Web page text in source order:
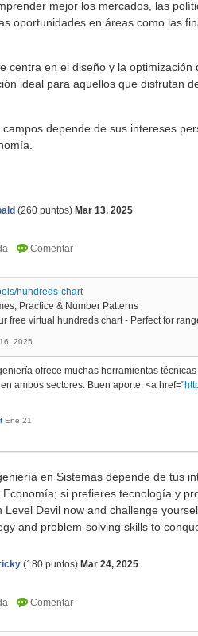
mejor los mercados, las
oportunidades en áreas como las
centra en el diseño y la optimización
ideal para aquellos que disfrutan
depende de sus intereses
(260 puntos) Mar 13, 2025
hundreds-chart
Practice & Number Patterns
free virtual hundreds chart - Perfect for
2025
ofrece muchas herramientas
ambos sectores. Buen aporte. <a href="
Ene 21
en Sistemas depende de tus
si prefieres tecnología y
Level Devil now and challenge
and problem-solving skills to
(180 puntos) Mar 24, 2025